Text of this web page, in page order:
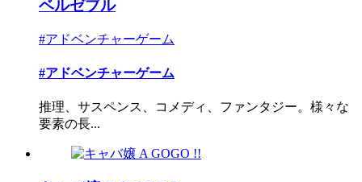
ベルゼブル
#アドベンチャーゲーム
#アドベンチャーゲーム
推理、サスペンス、コメディ、ファンタジー。様々な
要素の長...